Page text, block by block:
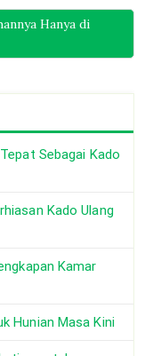
Hanya di
Sebagai Kado
Kado Ulang
Kamar
Hunian Masa Kini